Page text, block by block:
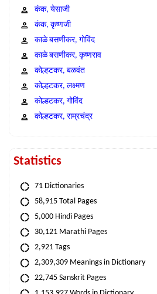
कंक, येसाजी
कंक, कृष्णजी
काळे बसणीकर, गोविंद
काळे बसणीकर, कृष्णराव
कोल्हटकर, बळवंत
कोल्हटकर, लक्ष्मण
कोल्हटकर, गोविंद
कोल्हटकर, राम्रचंद्र
Statistics
71 Dictionaries
58,915 Total Pages
5,000 Hindi Pages
30,121 Marathi Pages
2,921 Tags
2,309,309 Meanings in Dictionary
22,745 Sanskrit Pages